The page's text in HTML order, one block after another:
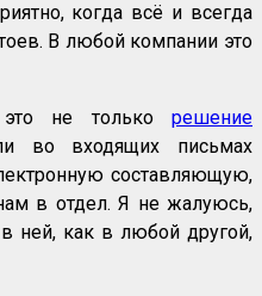
когда всё и всегда
В любой компании это
не только решение
во входящих письмах
составляющую,
в отдел. Я не жалуюсь,
ней, как в любой другой,